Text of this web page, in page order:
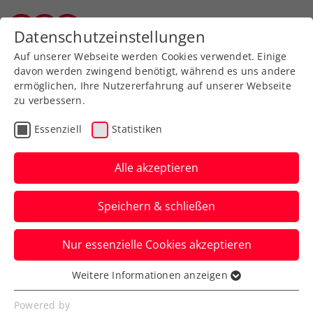
Zurück zur Newsübersicht
Turniere
Grabher erreicht in Rabat
erstes Semifinale auf der
WTA-Tour
Ihre Viertelfinalkontrahentin Martina
Trevisan muss in Marokko nach einem
Satz aufgeben.
Verfasst von: Manuel Wachta, 25.05.2023
Datenschutzeinstellungen
Auf unserer Webseite werden Cookies verwendet. Einige
davon werden zwingend benötigt, während es uns andere
ermöglichen, Ihre Nutzererfahrung auf unserer Webseite
zu verbessern.
Essenziell Statistiken
Alle akzeptieren
Speichern & schließen
Nur essenzielle Cookies akzeptieren
Essenziell
Essenzielle Cookies werden für grundlegende
Weitere Informationen anzeigen
Powered by